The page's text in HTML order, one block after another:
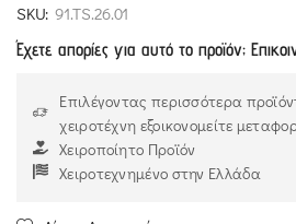
SKU: 91.TS.26.01
Έχετε απορίες για αυτό το προϊόν;
Επιλέγοντας περισσότερα
χειροτέχνη εξοικονομείτε
Χειροποίητο Προϊόν
Χειροτεχνημένο στην Ελλάδα